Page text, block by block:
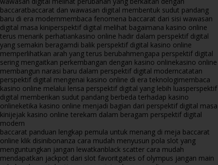
baccaratbaccarat dan wawasan digital membentuk sudut pandang
baru di era modernmembaca fenomena baccarat dari sisi wawasan
digital masa kiniperspektif digital melihat bagaimana kasino online
terus menarik perhatiankasino online hadir dalam perspektif digital
yang semakin beragamdi balik perspektif digital kasino online
memperlihatkan arah yang terus berubahmengapa perspektif digital
sering mengaitkan perkembangan dengan kasino onlinekasino online
membangun narasi baru dalam perspektif digital moderncatatan
perspektif digital mengenai kasino online di era teknologimembaca
kasino online melalui lensa perspektif digital yang lebih luasperspektif
digital memberikan sudut pandang berbeda terhadap kasino
onlineketika kasino online menjadi bagian dari perspektif digital masa
kinijejak kasino online terekam dalam beragam perspektif digital
modern
baccarat panduan lengkap pemula untuk menang di meja baccarat
online klik disinibonanza cara mudah menyusun pola slot yang
menguntungkan jangan lewatkanblack scatter cara mudah
mendapatkan jackpot dari slot favoritgates of olympus jangan main